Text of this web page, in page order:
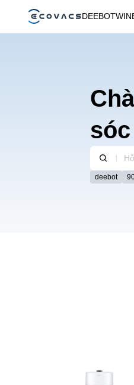
DEEBOT
deebot